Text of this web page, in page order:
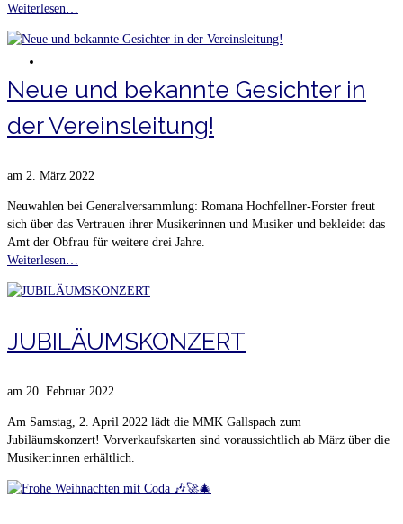
Weiterlesen…
Neue und bekannte Gesichter in
der Vereinsleitung!
am 2. März 2022
Neuwahlen bei Generalversammlung: Romana Hochfellner-Forster freut
sich über das Vertrauen ihrer Musikerinnen und Musiker und bekleidet das
Amt der Obfrau für weitere drei Jahre.
Weiterlesen…
JUBILÄUMSKONZERT
am 20. Februar 2022
Am Samstag, 2. April 2022 lädt die MMK Gallspach zum
Jubiläumskonzert! Vorverkaufskarten sind voraussichtlich ab März über die
Musiker:innen erhältlich.